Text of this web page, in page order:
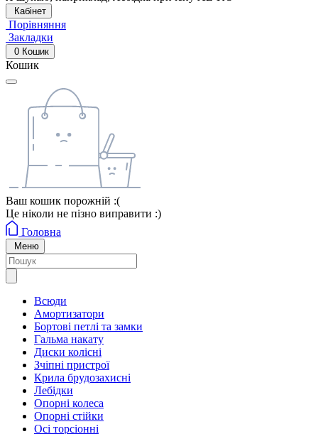
Кабінет
Порівняння
Закладки
0 Кошик
Кошик
Ваш кошик порожній :(
Це ніколи не пізно виправити :)
Головна
Меню
Всюди
Амортизатори
Бортові петлі та замки
Гальма накату
Диски колісні
Зчіпні пристрої
Крила брудозахисні
Лебідки
Опорні колеса
Опорні стійки
Осі торсіонні